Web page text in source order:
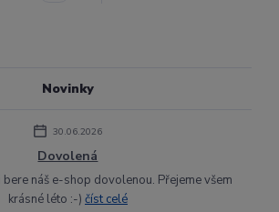
Novinky
30.06.2026
Dovolená
náš e-shop dovolenou. Přejeme všem
krásné léto :-) číst celé